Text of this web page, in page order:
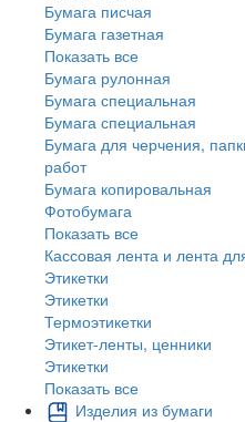
Бумага писчая
Бумага газетная
Показать все
Бумага рулонная
Бумага специальная
Бумага специальная
Бумага для черчения,
работ
Бумага копировальная
Фотобумага
Показать все
Кассовая лента и лента
Этикетки
Этикетки
Термоэтикетки
Этикет-ленты, ценники
Этикетки
Показать все
Изделия из бумаги